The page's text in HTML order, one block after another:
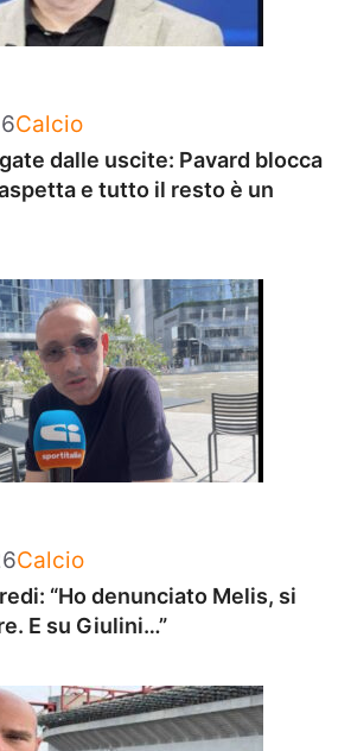
Categorie
Calcio
dalle uscite: Pavard blocca
e tutto il resto è un
Categorie
Calcio
“Ho denunciato Melis, si
E su Giulini…”